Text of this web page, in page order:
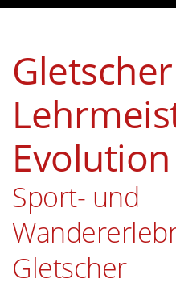
Evolution
Sport- und
Gletscher